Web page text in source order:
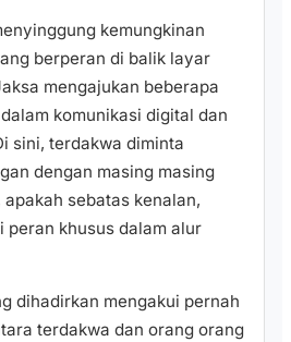
kemungkinan
berperan di balik layar
mengajukan beberapa
komunikasi digital dan
sini, terdakwa diminta
dengan masing masing
sebatas kenalan,
peran khusus dalam alur
dihadirkan mengakui pernah
terdakwa dan orang orang